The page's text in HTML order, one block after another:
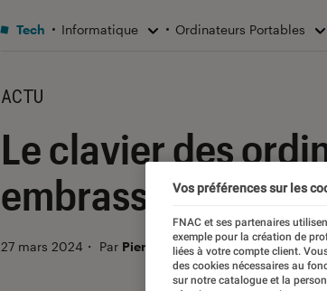
Tech Informatique Ordinateurs Portables
ACTU
Le clavier des
embrasser l’IA de
27 mars 2024 ・ Par Pierre Crochart
Vos préférences sur les
FNAC et ses partenaires
exemple pour la création de
liées à votre compte client.
des cookies nécessaires au
sur notre catalogue et la